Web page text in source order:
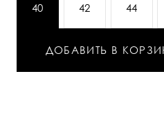
40 42 44
ДОБАВИТЬ В